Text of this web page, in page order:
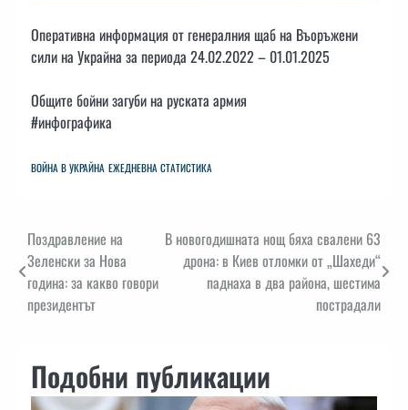
Оперативна информация от генералния щаб на Въоръжени
сили на Украйна за периода 24.02.2022 – 01.01.2025
Общите бойни загуби на руската армия
#инфографика
ВОЙНА В УКРАЙНА ЕЖЕДНЕВНА СТАТИСТИКА
Навигация
Поздравление на
Зеленски за Нова
година: за какво говори
президентът
В новогодишната нощ бяха свалени 63
дрона: в Киев отломки от „Шахеди“
паднаха в два района, шестима
пострадали
Подобни публикации